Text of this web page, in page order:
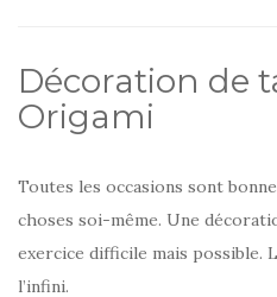
Décoration de
Origami
Toutes les occasions sont
choses soi-même. Une
exercice difficile mais possible.
l’infini.